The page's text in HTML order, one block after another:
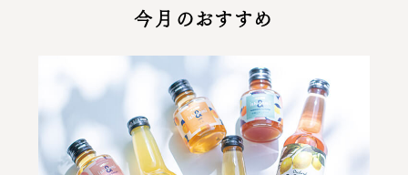
今月のおすすめ